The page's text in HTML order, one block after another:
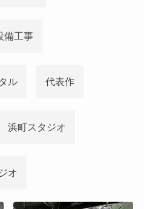
備工事
ル 代表作
浜町スタジオ
オ